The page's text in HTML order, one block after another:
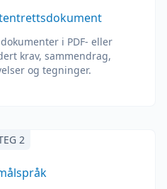
i PDF- eller
krav, sammendrag,
og tegninger.
2